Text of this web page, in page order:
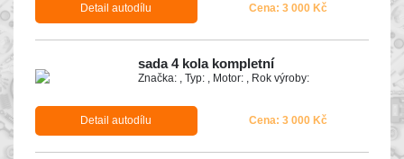
Detail autodílu Cena: 3 000 Kč
sada 4 kola kompletní
Značka: , Typ: , Motor: , Rok výroby:
Detail autodílu Cena: 3 000 Kč